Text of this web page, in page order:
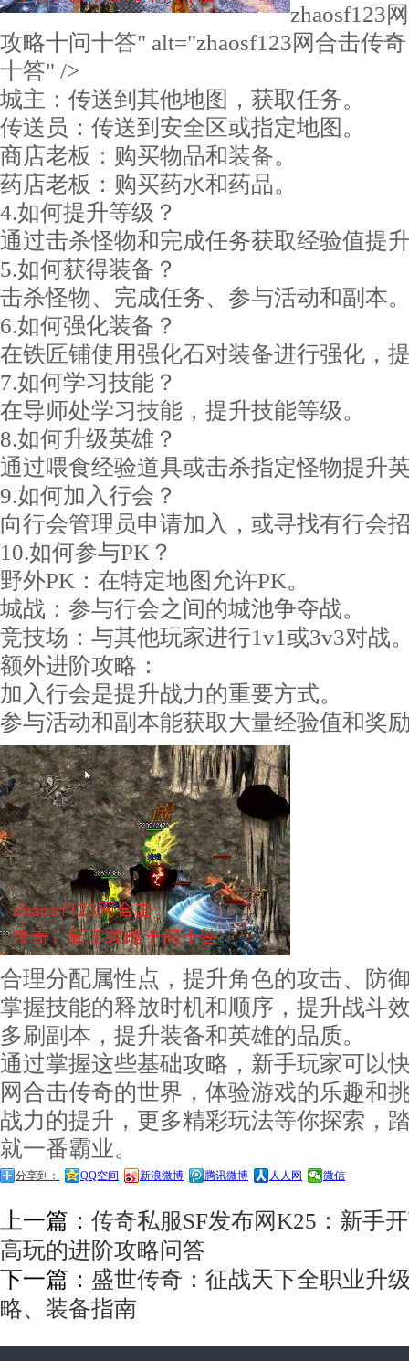
zhaosf123
攻略十问十答" alt="zhaosf123网合击传
十答" />
城主：传送到其他地图，获取任务。
传送员：传送到安全区或指定地图。
商店老板：购买物品和装备。
药店老板：购买药水和药品。
4.如何提升等级？
通过击杀怪物和完成任务获取经验值提
5.如何获得装备？
击杀怪物、完成任务、参与活动和副本
6.如何强化装备？
在铁匠铺使用强化石对装备进行强化，
7.如何学习技能？
在导师处学习技能，提升技能等级。
8.如何升级英雄？
通过喂食经验道具或击杀指定怪物提升
9.如何加入行会？
向行会管理员申请加入，或寻找有行会
10.如何参与PK？
野外PK：在特定地图允许PK。
城战：参与行会之间的城池争夺战。
竞技场：与其他玩家进行1v1或3v3对战
额外进阶攻略：
加入行会是提升战力的重要方式。
参与活动和副本能获取大量经验值和奖
合理分配属性点，提升角色的攻击、防
掌握技能的释放时机和顺序，提升战斗
多刷副本，提升装备和英雄的品质。
通过掌握这些基础攻略，新手玩家可以
网合击传奇的世界，体验游戏的乐趣和
战力的提升，更多精彩玩法等你探索，
就一番霸业。
分享到： QQ空间 新浪微博 腾讯微博 人人网 微信
上一篇： 传奇私服SF发布网K25：新手
高玩的进阶攻略问答
下一篇： 盛世传奇：征战天下全职业升
略、装备指南